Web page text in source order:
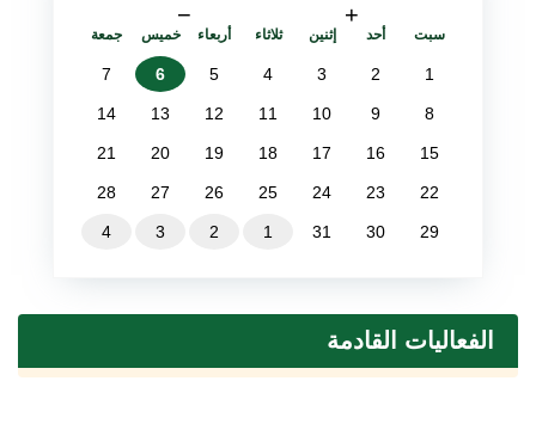
− +
سبت أحد إثنين ثلاثاء أربعاء خميس جمعة
1
2
3
4
5
6
7
8
9
10
11
12
13
14
15
16
17
18
19
20
21
22
23
24
25
26
27
28
29
30
31
1
2
3
4
الفعاليات القادمة